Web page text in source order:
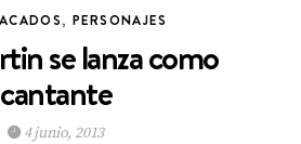
,PERSONAJES
se lanza como
cantante
4 junio, 2013